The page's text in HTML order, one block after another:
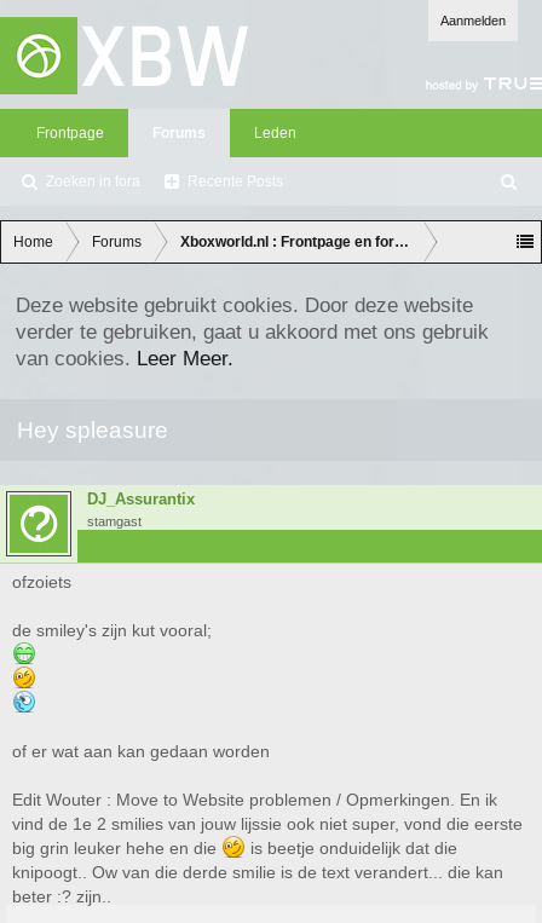
Aanmelden
Frontpage Forums
Zoeken in fora Recente Posts
Leden
oe
ke
n
Home Forums Xboxworld.nl : Frontpage en forum discussie
Deze website gebruikt cookies. Door deze website
verder te gebruiken, gaat u akkoord met ons gebruik
van cookies. Leer Meer.
Hey spleasure
DJ_Assurantix
stamgast
ofzoiets
de smiley's zijn kut vooral;
of er wat aan kan gedaan worden
Edit Wouter : Move to Website problemen / Opmerkingen. En ik
vind de 1e 2 smilies van jouw lijssie ook niet super, vond die eerste
big grin leuker hehe en die
is beetje onduidelijk dat die
knipoogt.. Ow van die derde smilie is de text verandert... die kan
beter :? zijn..